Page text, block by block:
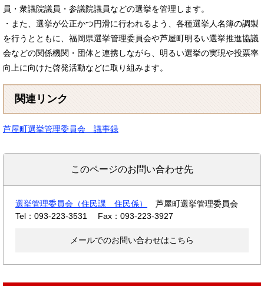
員・衆議院議員・参議院議員などの選挙を管理します。
・また、選挙が公正かつ円滑に行われるよう、各種選挙人名簿の調製
を行うとともに、福岡県選挙管理委員会や芦屋町明るい選挙推進協議
会などの関係機関・団体と連携しながら、明るい選挙の実現や投票率
向上に向けた啓発活動などに取り組みます。
関連リンク
芦屋町選挙管理委員会 議事録
このページのお問い合わせ先
選挙管理委員会（住民課 住民係）
芦屋町選挙管理委員会
Tel：093-223-3531
Fax：093-223-3927
メールでのお問い合わせはこちら